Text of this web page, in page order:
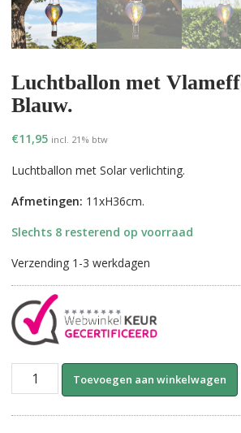
Luchtballon met
Blauw.
€11,95 incl. 21% btw
Luchtballon met Solar verlichting.
Afmetingen: 11xH36cm.
Slechts 8 resterend op voorraad
Verzending 1-3 werkdagen
Luchtballon
Toevoegen aan winkelwagen